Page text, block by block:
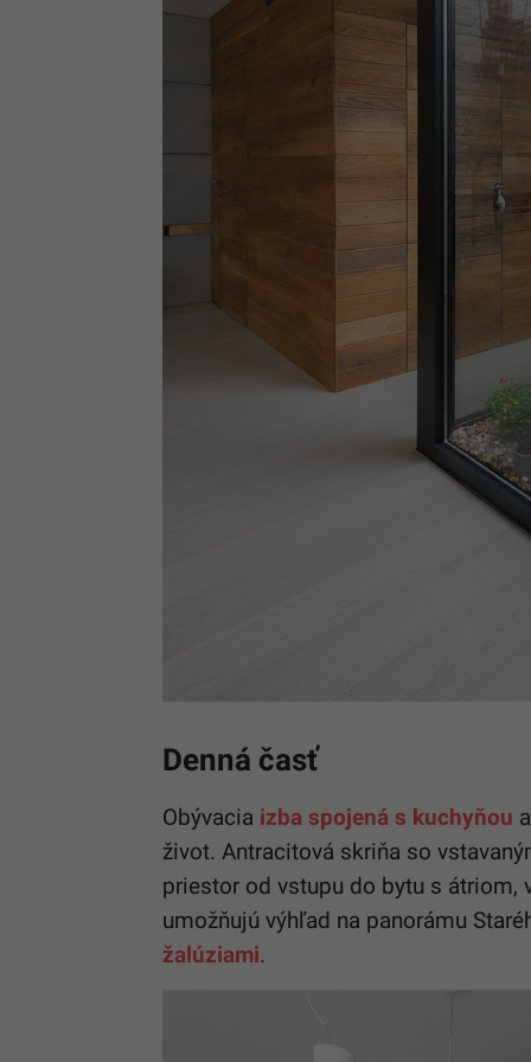
Denná časť
Obývacia izba spojená s kuchyňou
život. Antracitová skriňa so
priestor od vstupu do bytu s átriom,
umožňujú výhľad na panorámu
žalúziami.